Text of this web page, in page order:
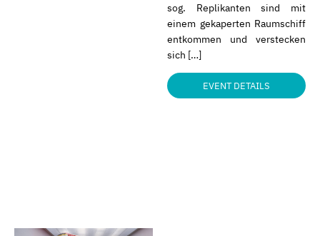
sog. Replikanten sind mit
einem gekaperten Raumschiff
entkommen und verstecken
sich […]
EVENT DETAILS